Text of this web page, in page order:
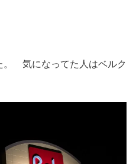
。 気になってた人はベルク